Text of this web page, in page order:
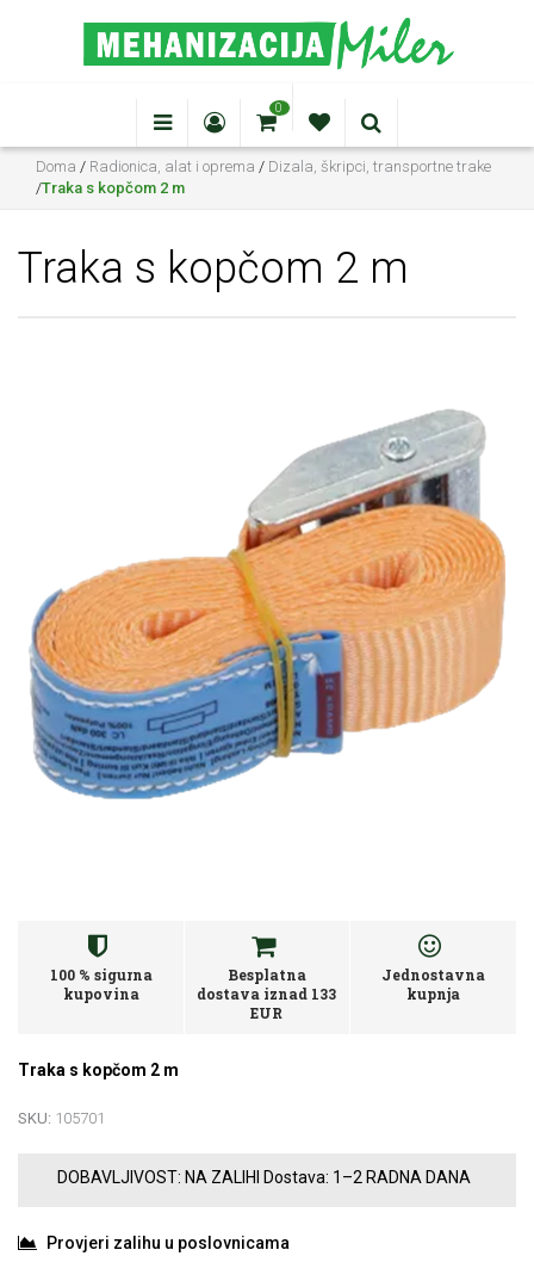
0
Doma / Radionica, alat i oprema / Dizala, škripci, transportne trake
/Traka s kopčom 2 m
Traka s kopčom 2 m
100 % sigurna
kupovina
Besplatna
dostava iznad 133
EUR
Jednostavna
kupnja
Traka s kopčom 2 m
SKU: 105701
DOBAVLJIVOST: NA ZALIHI Dostava: 1–2 RADNA DANA
Provjeri zalihu u poslovnicama